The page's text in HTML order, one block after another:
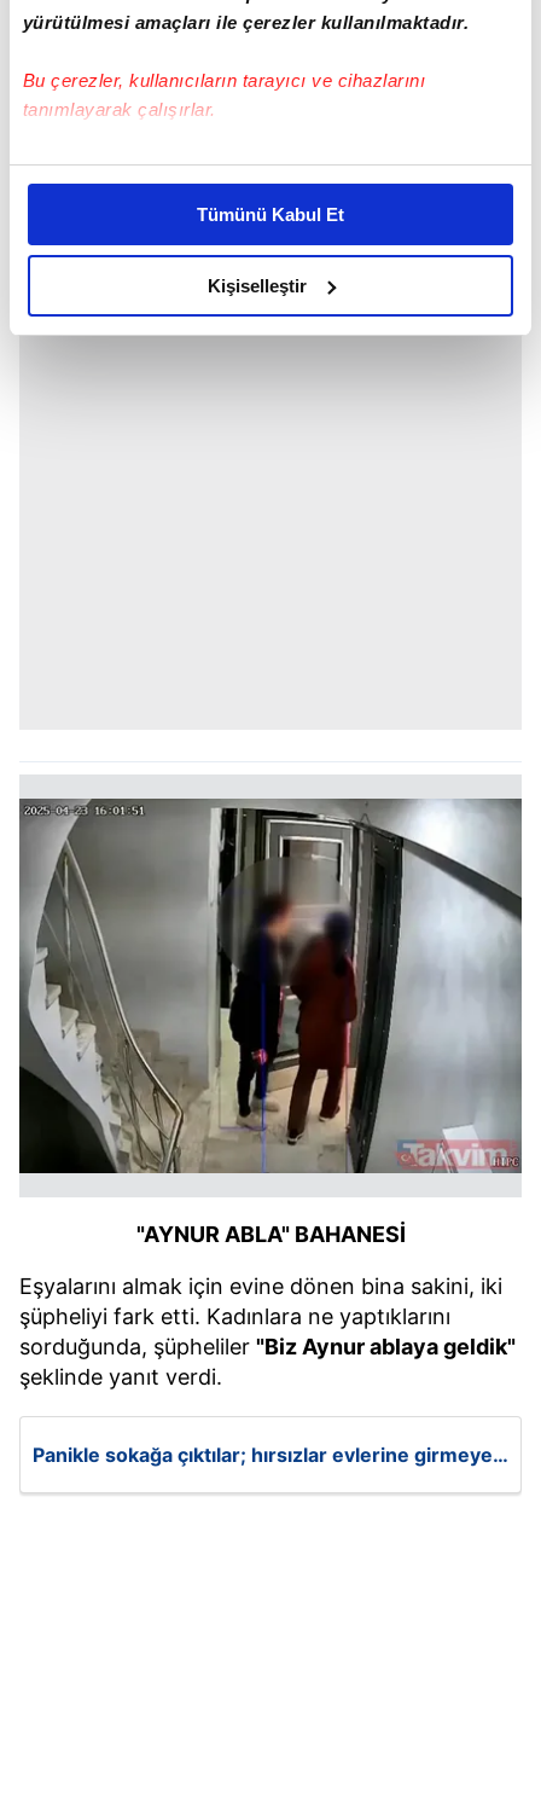
yürütülmesi amaçları ile çerezler kullanılmaktadır.
Bu çerezler, kullanıcıların tarayıcı ve cihazlarını
tanımlayarak çalışırlar.
Bu çerezlere izin vermeniz halinde sizlere özel
daha iyi reklam deneyimi yaşatabiliriz. Bunu yaparken
amacımızın size daha iyi bir reklam deneyimi sunmak
olduğunu ve sizlere en iyi içerikleri sunabilmek adına
elimizden gelen çabayı gösterdiğimizi ve bu noktada,
reklamların maliyetlerimizi karşılamak noktasında tek gelir
sınırlı olarak açık rızanız dahilinde kullanılacaktır.
Çerezlere ilişkin tercihlerinizi aşağıda yer alan panel
vasıtasıyla belirleyebilirsiniz. Çerezlere ilişkin detaylı bilgi
için Ayarlar butonuna tıklayabilir,
Çerez Bilgilendirme
Metnimizi
ziyaret edebilirsiniz.
6698 sayılı Kişisel Verilerin Korunması Kanunu uyarınca
hazırlanmış Aydınlatma Metnimizi okumak ve sitemizde
ilgili mevzuata uygun olarak kullanılan çerezlerle ilgili bilgi
almak için lütfen
tıklayınız
Tümünü Kabul Et
Kişiselleştir
zemin kattaki daireleri kontrol etmeye başladı.
"AYNUR ABLA" BAHANESİ
Eşyalarını almak için evine dönen bina sakini, iki
şüpheliyi fark etti. Kadınlara ne yaptıklarını
sorduğunda, şüpheliler "Biz Aynur ablaya geldik"
şeklinde yanıt verdi.
Panikle sokağa çıktılar; hırsızlar evlerine girmeye